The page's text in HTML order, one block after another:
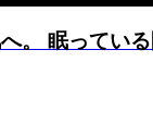
。 眠ってい